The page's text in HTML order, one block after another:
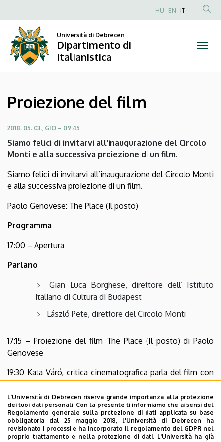
del
film
Dipartimento
di
Italianistica
al
contenuto
principale
Anonim
HU EN IT
Università di Debrecen
Dipartimento di
Italianistica
Proiezione del film
2018. 05. 03., GIO – 09:45
Siamo felici di invitarvi all’inaugurazione del Circolo
Monti e alla successiva proiezione di un film.
Siamo felici di invitarvi all’inaugurazione del Circolo Monti
e alla successiva proiezione di un film.
Paolo Genovese: The Place (Il posto)
Programma
17:00 – Apertura
Parlano
Gian Luca Borghese, direttore dell’ Istituto
Italiano di Cultura di Budapest
László Pete, direttore del Circolo Monti
17:15 – Proiezione del film The Place (Il posto) di Paolo
Genovese
19:30 Kata Váró, critica cinematografica parla del film con
gli ospiti invitati
Giovanni Cataluccio
20:15 Chiusura
L'Università di Debrecen riserva grande importanza alla protezione
dei tuoi dati personali. Con la presente ti informiamo che ai sensi del
Regolamento generale sulla protezione di dati applicata su base
obbligatoria dal 25 maggio 2018, l'Università di Debrecen ha
revisionato i processi e ha incorporato il regolamento del GDPR nel
proprio trattamento e nella protezione di dati. L'Università ha già